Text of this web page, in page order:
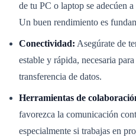
de tu PC o laptop se adecúen
Un buen rendimiento es
Conectividad: Asegúrate de
estable y rápida, necesaria
transferencia de datos.
Herramientas de
favorezca la comunicación
especialmente si trabajas en